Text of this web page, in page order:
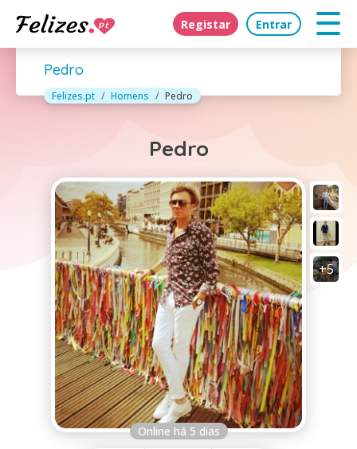
Registar Entrar
Pedro
Felizes.pt Homens Pedro
Pedro
+5
Online há 5 dias